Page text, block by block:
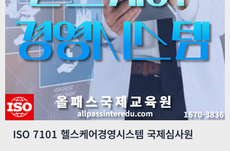
ISO 7101 헬스케어경영시스템 국제심사원